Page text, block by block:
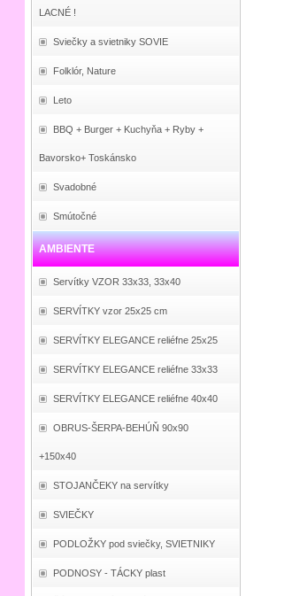
LACNÉ !
Sviečky a svietniky SOVIE
Folklór, Nature
Leto
BBQ + Burger + Kuchyňa + Ryby +
Bavorsko+ Toskánsko
Svadobné
Smútočné
AMBIENTE
Servítky VZOR 33x33, 33x40
SERVÍTKY vzor 25x25 cm
SERVÍTKY ELEGANCE reliéfne 25x25
SERVÍTKY ELEGANCE reliéfne 33x33
SERVÍTKY ELEGANCE reliéfne 40x40
OBRUS-ŠERPA-BEHÚŇ 90x90
+150x40
STOJANČEKY na servítky
SVIEČKY
PODLOŽKY pod sviečky, SVIETNIKY
PODNOSY - TÁCKY plast